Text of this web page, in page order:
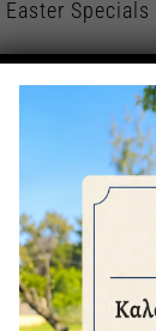
Easter
ΕΞΑΝΤΛΗΘΗΚΕ